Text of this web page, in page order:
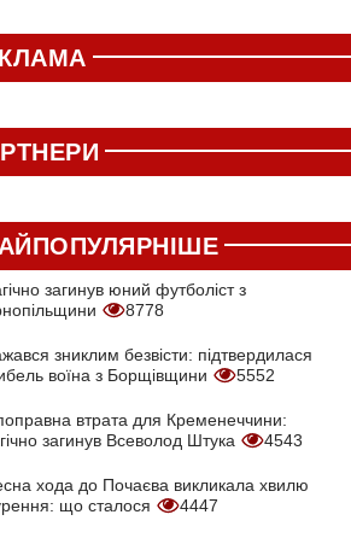
загинув юний футболіст з
8778
зниклим безвісти: підтвердилася
воїна з Борщівщини
5552
втрата для Кременеччини:
загинув Всеволод Штука
4543
хода до Почаєва викликала хвилю
що сталося
4447